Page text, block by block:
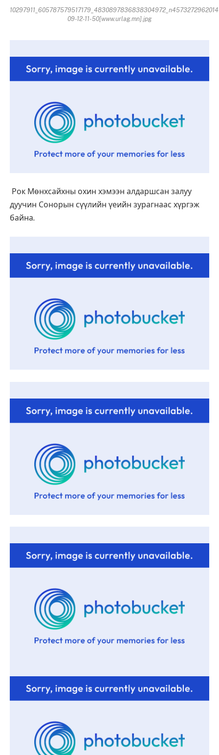
09-12-11-50[www.urlag.mn].jpg
Рок Мөнхсайхны охин хэмээн алдаршсан залуу
дуучин Сонорын сүүлийн үеийн зурагнаас хүргэж
байна.